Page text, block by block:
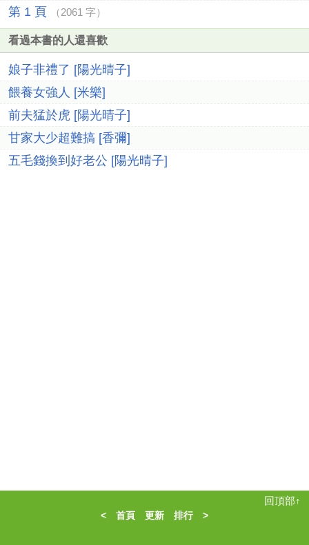
第 1 頁 （2061 字）
看過本書的人還喜歡
娘子非禮了 [陽光晴子]
餵養女強人 [米樂]
前夫猛於虎 [陽光晴子]
甘家大少超難搞 [香彌]
五毛錢換到好老公 [陽光晴子]
回頂部↑
< 首頁 更新 排行>